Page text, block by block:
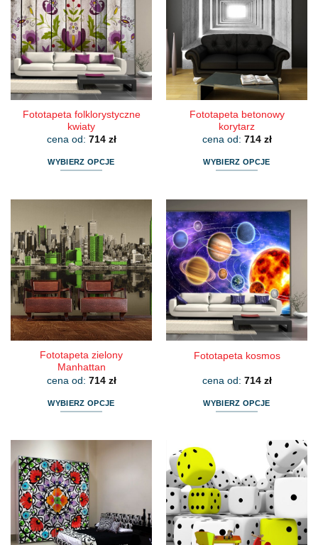
Fototapeta folklorystyczne
kwiaty
cena od: 714 zł
WYBIERZ OPCJE
wiele
wariantów.
Opcje
można
wybrać
na
stronie
produktu
Fototapeta betonowy
korytarz
cena od: 714 zł
WYBIERZ OPCJE
ma
wiele
wariantów.
Opcje
można
wybrać
na
stronie
produktu
Fototapeta zielony
Manhattan
cena od: 714 zł
WYBIERZ OPCJE
wiele
wariantów.
Opcje
można
wybrać
na
Fototapeta kosmos
cena od: 714 zł
WYBIERZ OPCJE
wariantów.
Opcje
można
wybrać
na